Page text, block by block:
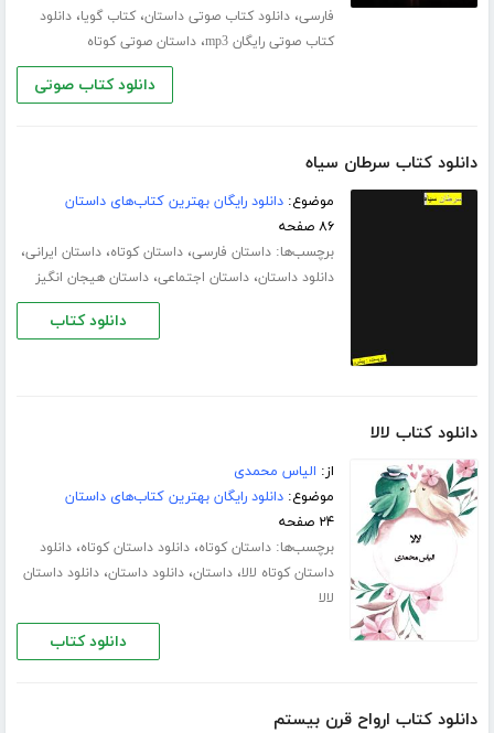
فارسی،دانلود کتاب صوتی داستان،کتاب گویا،دانلود
کتاب صوتی رایگان mp3
،داستان صوتی کوتاه
دانلود کتاب صوتی
دانلود کتاب سرطان سیاه
موضوع:دانلود رایگان بهترین کتاب‌های داستان
۸۶ صفحه
برچسب‌ها:داستان فارسی،داستان کوتاه،داستان ایرانی،
دانلود داستان،داستان اجتماعی،داستان هیجان انگیز
دانلود کتاب
دانلود کتاب لالا
از: الیاس محمدی
موضوع:دانلود رایگان بهترین کتاب‌های داستان
۲۴ صفحه
برچسب‌ها:داستان کوتاه،دانلود داستان کوتاه،دانلود
داستان کوتاه لالا،داستان،دانلود داستان،دانلود داستان
لالا
دانلود کتاب
دانلود کتاب ارواح قرن بیستم